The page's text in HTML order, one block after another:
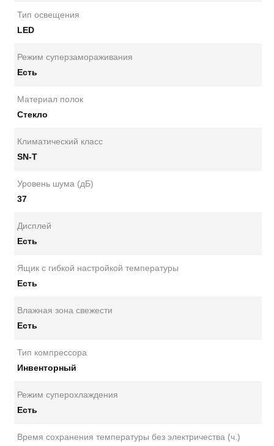
Тип освещения
LED
Режим суперзамораживания
Есть
Материал полок
Стекло
Климатический класс
SN-T
Уровень шума (дБ)
37
Дисплей
Есть
Ящик с гибкой настройкой температуры
Есть
Влажная зона свежести
Есть
Тип компрессора
Инвенторный
Режим суперохлаждения
Есть
Время сохранения температуры без электричества (ч.)